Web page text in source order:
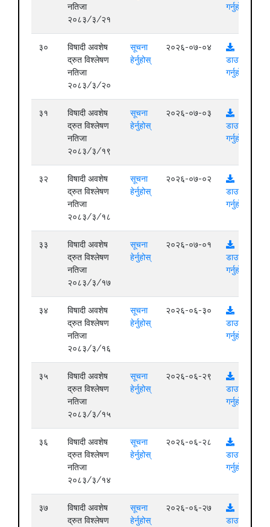
नतिजा
२०८३/३/२१
गर्नुहोस्
३०
विषादी अवशेष
द्रुत विश्लेषण
नतिजा
२०८३/३/२०
सूचना
हेर्नुहोस्
२०२६-०७-०४
डाउनलोड
गर्नुहोस्
३१
विषादी अवशेष
द्रुत विश्लेषण
नतिजा
२०८३/३/१९
सूचना
हेर्नुहोस्
२०२६-०७-०३
डाउनलोड
गर्नुहोस्
३२
विषादी अवशेष
द्रुत विश्लेषण
नतिजा
२०८३/३/१८
सूचना
हेर्नुहोस्
२०२६-०७-०२
डाउनलोड
गर्नुहोस्
३३
विषादी अवशेष
द्रुत विश्लेषण
नतिजा
२०८३/३/१७
सूचना
हेर्नुहोस्
२०२६-०७-०१
डाउनलोड
गर्नुहोस्
३४
विषादी अवशेष
द्रुत विश्लेषण
नतिजा
२०८३/३/१६
सूचना
हेर्नुहोस्
२०२६-०६-३०
डाउनलोड
गर्नुहोस्
३५
विषादी अवशेष
द्रुत विश्लेषण
नतिजा
२०८३/३/१५
सूचना
हेर्नुहोस्
२०२६-०६-२९
डाउनलोड
गर्नुहोस्
३६
विषादी अवशेष
द्रुत विश्लेषण
नतिजा
२०८३/३/१४
सूचना
हेर्नुहोस्
२०२६-०६-२८
डाउनलोड
गर्नुहोस्
३७
विषादी अवशेष
द्रुत विश्लेषण
सूचना
हेर्नुहोस्
२०२६-०६-२७
डाउनलोड